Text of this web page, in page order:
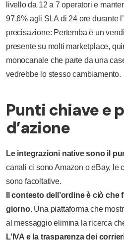
livello da 12 a 7 operatori e
97,6% agli SLA di 24 ore durante
precisazione: Pertemba è un
presente su molti marketplace,
monocanale che parte da una
vedrebbe lo stesso cambiamento.
Punti chiave e
d’azione
Le integrazioni native sono il
canali ci sono Amazon o eBay, le
sono facoltative.
Il contesto dell’ordine è ciò
giorno. Una piattaforma che
al messaggio elimina la ricerca
L’IVA e la trasparenza dei